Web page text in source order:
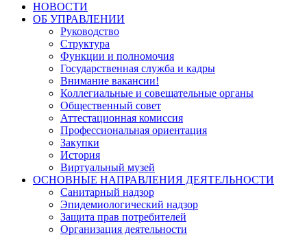
НОВОСТИ
ОБ УПРАВЛЕНИИ
Руководство
Структура
Функции и полномочия
Государственная служба и кадры
Внимание вакансии!
Коллегиальные и совещательные органы
Общественный совет
Аттестационная комиссия
Профессиональная ориентация
Закупки
История
Виртуальный музей
ОСНОВНЫЕ НАПРАВЛЕНИЯ ДЕЯТЕЛЬНОСТИ
Санитарный надзор
Эпидемиологический надзор
Защита прав потребителей
Организация деятельности